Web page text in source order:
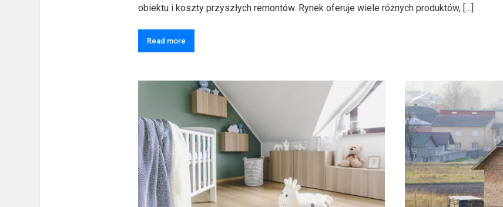
obiektu i koszty przyszłych remontów. Rynek oferuje wiele różnych produktów, […]
Read more